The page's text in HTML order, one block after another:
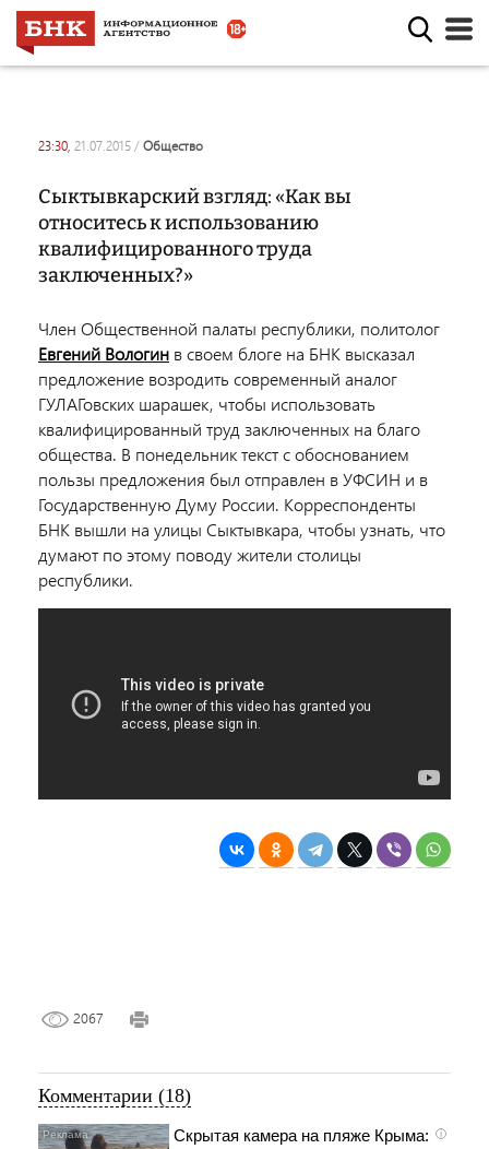
23:30, 21.07.2015 / общество
Сыктывкарский взгляд: «Как вы
относитесь к использованию
квалифицированного труда
заключенных?»
Член Общественной палаты республики, политолог
Евгений Вологин в своем блоге на БНК высказал
предложение возродить современный аналог
ГУЛАГовских шарашек, чтобы использовать
квалифицированный труд заключенных на благо
общества. В понедельник текст с обоснованием
пользы предложения был отправлен в УФСИН и в
Государственную Думу России. Корреспонденты
БНК вышли на улицы Сыктывкара, чтобы узнать, что
думают по этому поводу жители столицы
республики.
2067
Комментарии (18)
i
Скрытая камера на пляже Крыма: